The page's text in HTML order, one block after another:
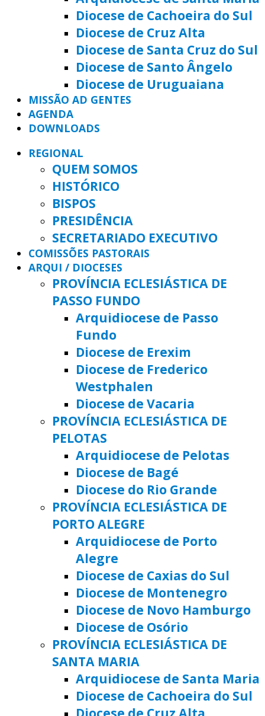
Diocese de Cachoeira do Sul
Diocese de Cruz Alta
Diocese de Santa Cruz do Sul
Diocese de Santo Ângelo
Diocese de Uruguaiana
MISSÃO AD GENTES
AGENDA
DOWNLOADS
REGIONAL
QUEM SOMOS
HISTÓRICO
BISPOS
PRESIDÊNCIA
SECRETARIADO EXECUTIVO
COMISSÕES PASTORAIS
ARQUI / DIOCESES
PROVÍNCIA ECLESIÁSTICA DE
PASSO FUNDO
Arquidiocese de Passo
Fundo
Diocese de Erexim
Diocese de Frederico
Westphalen
Diocese de Vacaria
PROVÍNCIA ECLESIÁSTICA DE
PELOTAS
Arquidiocese de Pelotas
Diocese de Bagé
Diocese do Rio Grande
PROVÍNCIA ECLESIÁSTICA DE
PORTO ALEGRE
Arquidiocese de Porto
Alegre
Diocese de Caxias do Sul
Diocese de Montenegro
Diocese de Novo Hamburgo
Diocese de Osório
PROVÍNCIA ECLESIÁSTICA DE
SANTA MARIA
Arquidiocese de Santa Maria
Diocese de Cachoeira do Sul